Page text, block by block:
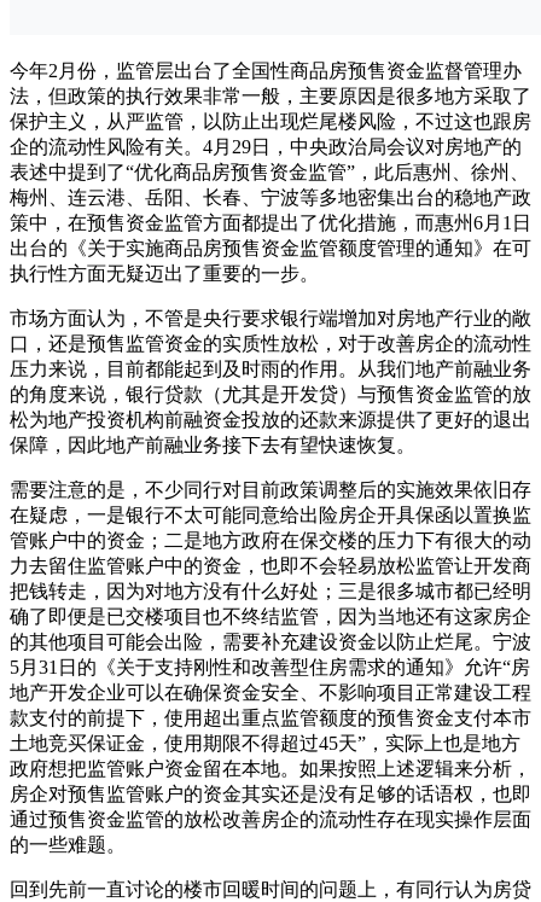
今年2月份，监管层出台了全国性商品房预售资金监督管理办
法，但政策的执行效果非常一般，主要原因是很多地方采取了
保护主义，从严监管，以防止出现烂尾楼风险，不过这也跟房
企的流动性风险有关。4月29日，中央政治局会议对房地产的
表述中提到了“优化商品房预售资金监管”，此后惠州、徐州、
梅州、连云港、岳阳、长春、宁波等多地密集出台的稳地产政
策中，在预售资金监管方面都提出了优化措施，而惠州6月1日
出台的《关于实施商品房预售资金监管额度管理的通知》在可
执行性方面无疑迈出了重要的一步。
市场方面认为，不管是央行要求银行端增加对房地产行业的敞
口，还是预售监管资金的实质性放松，对于改善房企的流动性
压力来说，目前都能起到及时雨的作用。从我们地产前融业务
的角度来说，银行贷款（尤其是开发贷）与预售资金监管的放
松为地产投资机构前融资金投放的还款来源提供了更好的退出
保障，因此地产前融业务接下去有望快速恢复。
需要注意的是，不少同行对目前政策调整后的实施效果依旧存
在疑虑，一是银行不太可能同意给出险房企开具保函以置换监
管账户中的资金；二是地方政府在保交楼的压力下有很大的动
力去留住监管账户中的资金，也即不会轻易放松监管让开发商
把钱转走，因为对地方没有什么好处；三是很多城市都已经明
确了即便是已交楼项目也不终结监管，因为当地还有这家房企
的其他项目可能会出险，需要补充建设资金以防止烂尾。宁波
5月31日的《关于支持刚性和改善型住房需求的通知》允许“房
地产开发企业可以在确保资金安全、不影响项目正常建设工程
款支付的前提下，使用超出重点监管额度的预售资金支付本市
土地竞买保证金，使用期限不得超过45天”，实际上也是地方
政府想把监管账户资金留在本地。如果按照上述逻辑来分析，
房企对预售监管账户的资金其实还是没有足够的话语权，也即
通过预售资金监管的放松改善房企的流动性存在现实操作层面
的一些难题。
回到先前一直讨论的楼市回暖时间的问题上，有同行认为房贷